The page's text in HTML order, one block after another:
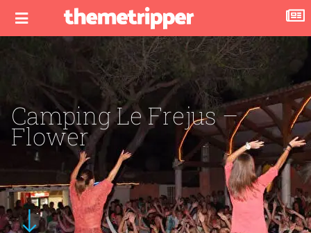
Camping Le Frejus –
Flower